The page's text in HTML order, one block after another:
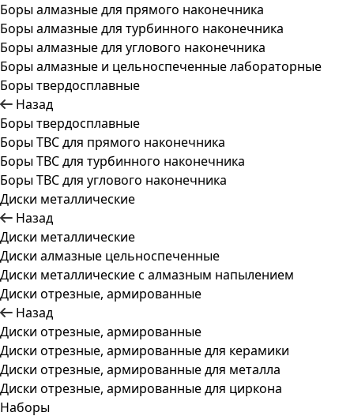
Боры алмазные для прямого наконечника
Боры алмазные для турбинного наконечника
Боры алмазные для углового наконечника
Боры алмазные и цельноспеченные лабораторные
Боры твердосплавные
Назад
Боры твердосплавные
Боры ТВС для прямого наконечника
Боры ТВС для турбинного наконечника
Боры ТВС для углового наконечника
Диски металлические
Назад
Диски металлические
Диски алмазные цельноспеченные
Диски металлические с алмазным напылением
Диски отрезные, армированные
Назад
Диски отрезные, армированные
Диски отрезные, армированные для керамики
Диски отрезные, армированные для металла
Диски отрезные, армированные для циркона
Наборы